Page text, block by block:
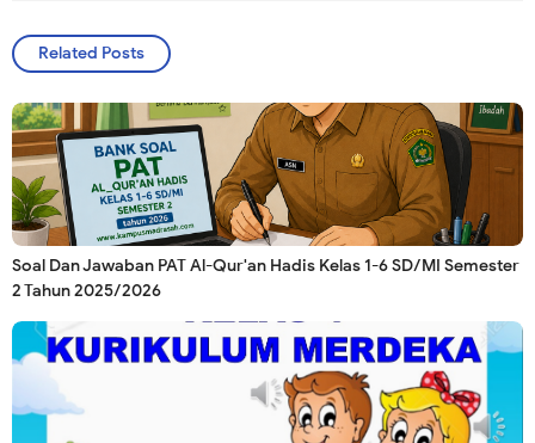
Related Posts
Soal Dan Jawaban PAT Al-Qur'an Hadis Kelas 1-6 SD/MI Semester
2 Tahun 2025/2026